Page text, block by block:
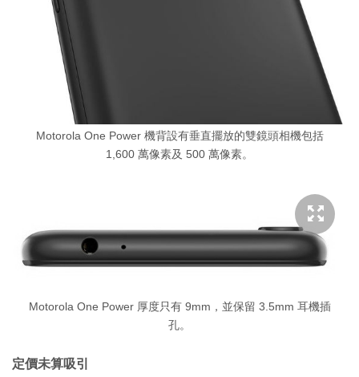
Motorola One Power 機背設有垂直擺放的雙鏡頭相機包括
1,600 萬像素及 500 萬像素。
Motorola One Power 厚度只有 9mm，並保留 3.5mm 耳機插
孔。
定價未算吸引